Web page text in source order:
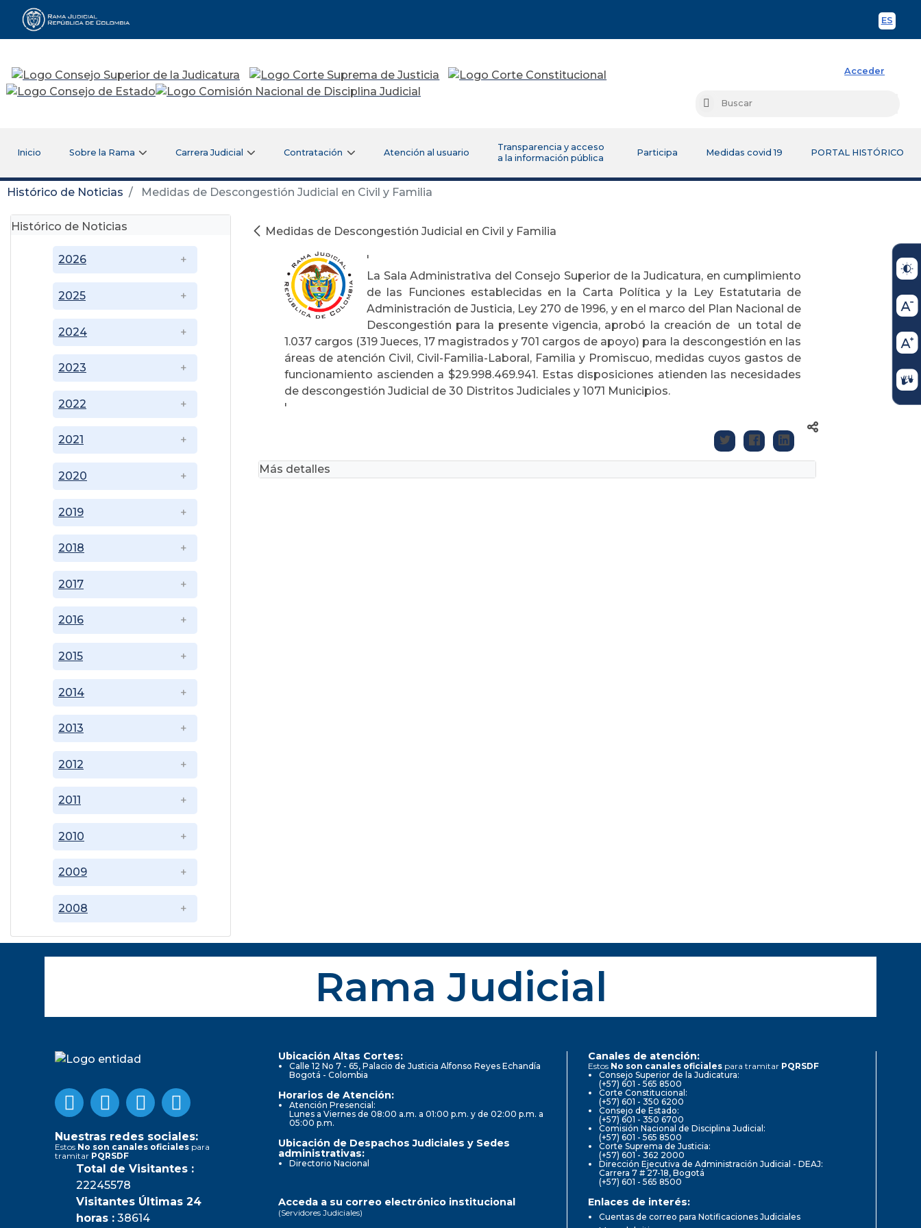
ES
Rama Judicial
Acceder
Buscar
Inicio Sobre la Rama Carrera Judicial Contratación Atención al usuario
Transparencia y acceso
a la información pública
Participa Medidas covid 19 PORTAL HISTÓRICO
Histórico de Noticias Medidas de Descongestión Judicial en Civil y Familia
Histórico de Noticias
2008
2009
2010
2011
2012
2013
2014
2015
2016
2017
2018
2019
2020
2021
2022
2023
2024
2025
2026
Medidas de Descongestión Judicial en Civil y Familia
'
La Sala Administrativa del Consejo Superior de la Judicatura, en cumplimiento
de las Funciones establecidas en la Carta Política y la Ley Estatutaria de
Administración de Justicia, Ley 270 de 1996, y en el marco del Plan Nacional de
Descongestión para la presente vigencia, aprobó la creación de
un total de
1.037 cargos (319 Jueces, 17 magistrados y 701 cargos de apoyo) para la descongestión en las
áreas de atención Civil, Civil-Familia-Laboral, Familia y Promiscuo, medidas cuyos gastos de
funcionamiento ascienden a $29.998.469.941. Estas disposiciones atienden las necesidades
de descongestión Judicial de 30 Distritos Judiciales y 1071 Municipios.
'
Más detalles
Rama Judicial
Nuestras redes sociales:
Estos No son canales oficiales para
tramitar PQRSDF
Total de Visitantes :
22245578
Visitantes Últimas 24
horas : 38614
Ubicación Altas Cortes:
Calle 12 No 7 - 65, Palacio de Justicia Alfonso Reyes Echandía
Bogotá - Colombia
Horarios de Atención:
Atención Presencial:
Lunes a Viernes de 08:00 a.m. a 01:00 p.m. y de 02:00 p.m. a
05:00 p.m.
Ubicación de Despachos Judiciales y Sedes
administrativas:
Directorio Nacional
Canales de atención:
Estos No son canales oficiales para tramitar PQRSDF
Consejo Superior de la Judicatura:
(+57) 601 - 565 8500
Corte Constitucional:
(+57) 601 - 350 6200
Consejo de Estado:
(+57) 601 - 350 6700
Comisión Nacional de Disciplina Judicial:
(+57) 601 - 565 8500
Corte Suprema de Justicia:
(+57) 601 - 362 2000
Dirección Ejecutiva de Administración Judicial - DEAJ:
Carrera 7 # 27-18, Bogotá
(+57) 601 - 565 8500
Acceda a su correo electrónico institucional
(Servidores Judiciales)
Enlaces de interés:
Cuentas de correo para Notificaciones Judiciales